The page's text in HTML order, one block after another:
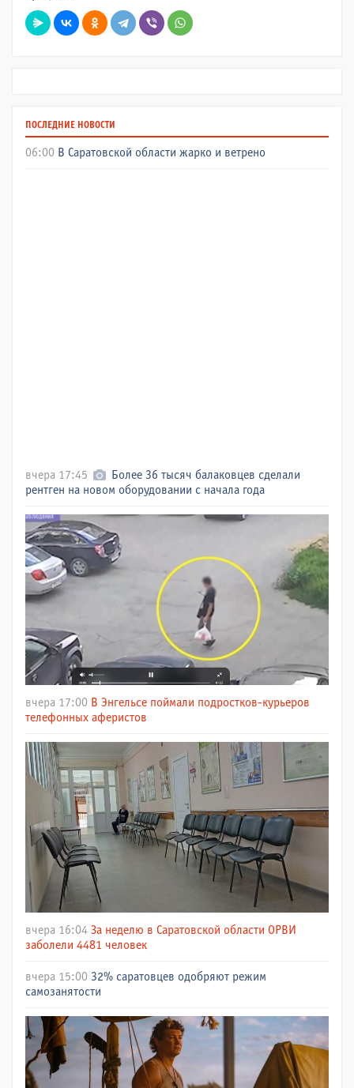
ПОСЛЕДНИЕ НОВОСТИ
06:00 В Саратовской области жарко и ветрено
вчера 17:45
Более 36 тысяч балаковцев сделали
рентген на новом оборудовании с начала года
вчера 17:00 В Энгельсе поймали подростков-курьеров
телефонных аферистов
вчера 16:04 За неделю в Саратовской области ОРВИ
заболели 4481 человек
вчера 15:00 32% саратовцев одобряют режим
самозанятости